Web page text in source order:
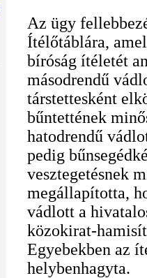
Az ügy
Ítélőtáblára,
bíróság ítéletét
másodrendű
társtettesként
bűntettének
hatodrendű
pedig
vesztegetésnek
megállapította,
vádlott a
közokirat-
Egyebekben az
helybenhagyta.